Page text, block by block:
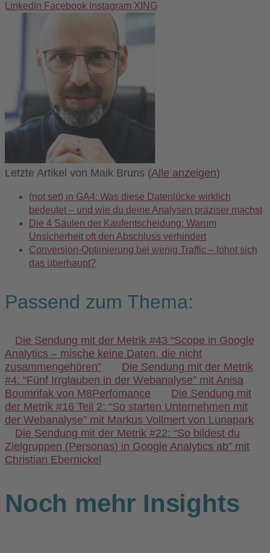
LinkedIn Facebook Instagram XING
Letzte Artikel von Maik Bruns (Alle anzeigen)
(not set) in GA4: Was diese Datenlücke wirklich
bedeutet – und wie du deine Analysen präziser machst
Die 4 Säulen der Kaufentscheidung: Warum
Unsicherheit oft den Abschluss verhindert
Conversion-Optimierung bei wenig Traffic – lohnt sich
das überhaupt?
Passend zum Thema:
Die Sendung mit der Metrik #43 “Scope in Google
Analytics – mische keine Daten, die nicht
zusammengehören”
Die Sendung mit der Metrik
#4: “Fünf Irrglauben in der Webanalyse” mit Anisa
Boumrifak von M8Perfomance
Die Sendung mit
der Metrik #16 Teil 2: “So starten Unternehmen mit
der Webanalyse” mit Markus Vollmert von Lunapark
Die Sendung mit der Metrik #22: “So bildest du
Zielgruppen (Personas) in Google Analytics ab” mit
Christian Ebernickel
Noch mehr Insights